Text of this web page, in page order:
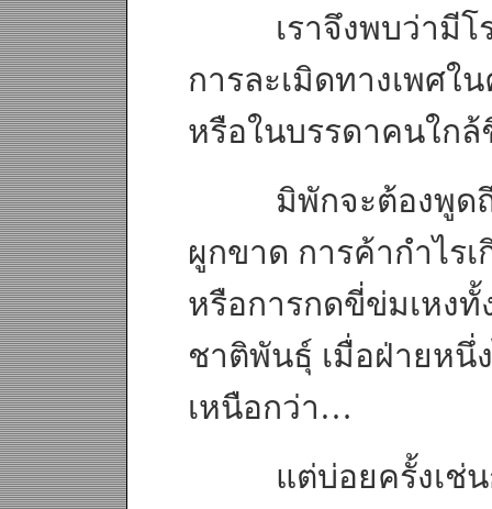
เราจึงพบว่ามีโร
การละเมิดทางเพศใ
หรือในบรรดาคนใก
มิพักจะต้องพูดถึง
ผูกขาด การค้ากำไร
หรือการกดขี่ข่มเหง
ชาติพันธุ์ เมื่อฝ่ายหนึ่
เหนือกว่า…
แต่บ่อยครั้งเช่นกั